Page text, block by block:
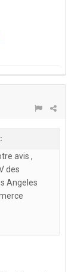
avis ,
des
Angeles